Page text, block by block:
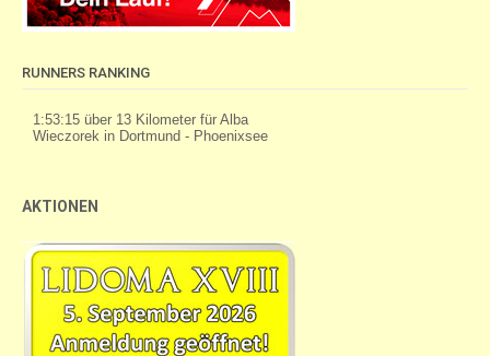
RUNNERS RANKING
AKTIONEN